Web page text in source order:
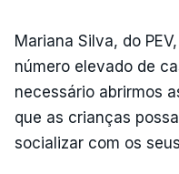
Mariana Silva, do
número elevado de
necessário abrirmos
que as crianças
socializar com os